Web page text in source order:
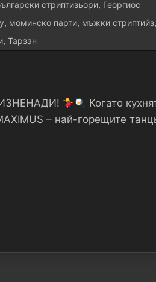
стриптизьори, Георгиос
, моминско парти, мъжки стриптийз,
, Тарзан
Когато
– най-горещите